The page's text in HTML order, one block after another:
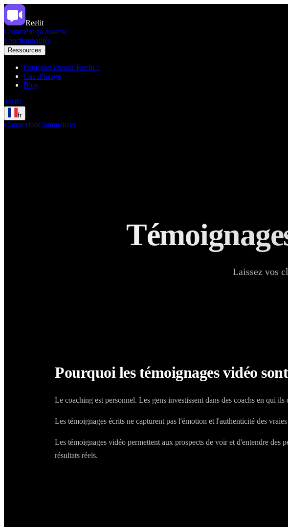
Reelit
Comment ça marche
Fonctionnalités
Ressources
Pourquoi choisir Reelit ?
Cas d’usage
Blog
Tarifs
fr
ConnexionCommencer
Laissez vos
Pourquoi les témoignages vidéo
Le coaching est personnel. Les gens investissent dans des coachs en qui ils
Les témoignages écrits ne capturent pas l'émotion et l'authenticité des
Les témoignages vidéo permettent aux prospects de voir et d'entendre des
résultats réels.